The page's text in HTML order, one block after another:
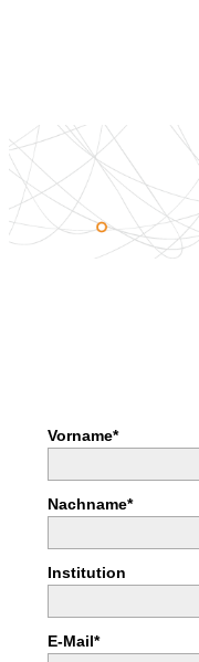
Vorname*
Nachname*
Institution
E-Mail*